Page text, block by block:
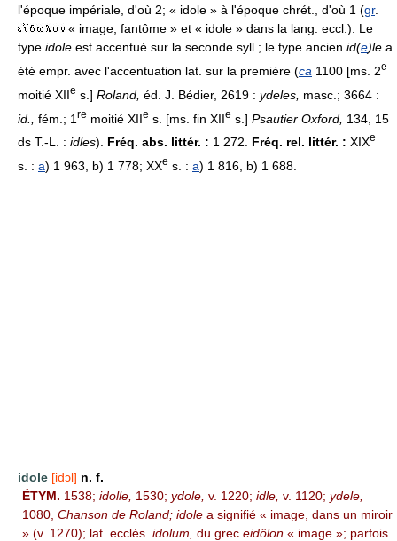
l'époque impériale, d'où 2; « idole » à l'époque chrét., d'où 1 (gr.
« image, fantôme » et « idole » dans la lang. eccl.). Le
type idole est accentué sur la seconde syll.; le type ancien id(e)le a
été empr. avec l'accentuation lat. sur la première (ca 1100 [ms. 2e
moitié XIIe s.] Roland, éd. J. Bédier, 2619 : ydeles, masc.; 3664 :
id., fém.; 1 re moitié XIIe s. [ms. fin XIIe s.] Psautier Oxford, 134, 15
ds T.-L. : idles). Fréq. abs. littér. : 1 272. Fréq. rel. littér. : XIXe
s. : a) 1 963, b) 1 778; XXe s. : a) 1 816, b) 1 688.
idole [idɔl] n. f.
ÉTYM. 1538; idolle, 1530; ydole, v. 1220; idle, v. 1120; ydele,
1080, Chanson de Roland; idole a signifié « image, dans un miroir
» (v. 1270); lat. ecclés. idolum, du grec eidôlon « image »; parfois